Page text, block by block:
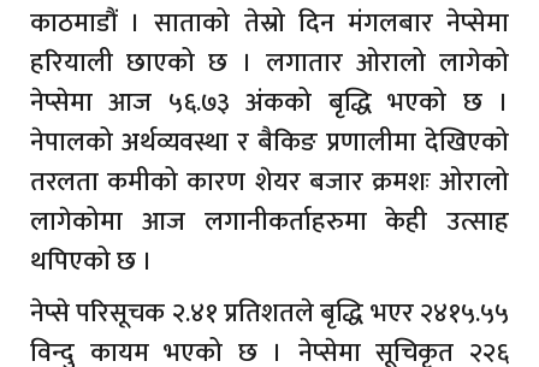
काठमाडौं । साताको तेस्रो दिन मंगलबार नेप्सेमा
हरियाली छाएको छ । लगातार ओरालो लागेको
नेप्सेमा आज ५६.७३ अंकको बृद्धि भएको छ ।
नेपालको अर्थव्यवस्था र बैकिङ प्रणालीमा देखिएको
तरलता कमीको कारण शेयर बजार क्रमशः ओरालो
लागेकोमा आज लगानीकर्ताहरुमा केही उत्साह
थपिएको छ ।
नेप्से परिसूचक २.४१ प्रतिशतले बृद्धि भएर २४१५.५५
विन्दु कायम भएको छ । नेप्सेमा सूचिकृत २२६